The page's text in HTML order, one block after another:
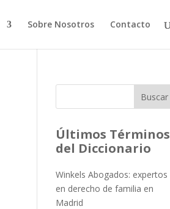
Sobre Nosotros Contacto
Buscar
Últimos Términos
del Diccionario
Winkels Abogados: expertos
en derecho de familia en
Madrid